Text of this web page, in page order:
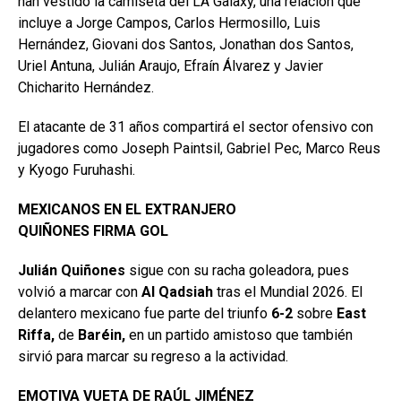
incluye a Jorge Campos, Carlos Hermosillo, Luis
Hernández, Giovani dos Santos, Jonathan dos Santos,
Uriel Antuna, Julián Araujo, Efraín Álvarez y Javier
Chicharito Hernández.
El atacante de 31 años compartirá el sector ofensivo con
jugadores como Joseph Paintsil, Gabriel Pec, Marco Reus
y Kyogo Furuhashi.
MEXICANOS EN EL EXTRANJERO
QUIÑONES FIRMA GOL
Julián Quiñones sigue con su racha goleadora, pues
volvió a marcar con Al Qadsiah tras el Mundial 2026. El
delantero mexicano fue parte del triunfo 6-2 sobre East
Riffa, de Baréin, en un partido amistoso que también
sirvió para marcar su regreso a la actividad.
EMOTIVA VUETA DE RAÚL JIMÉNEZ